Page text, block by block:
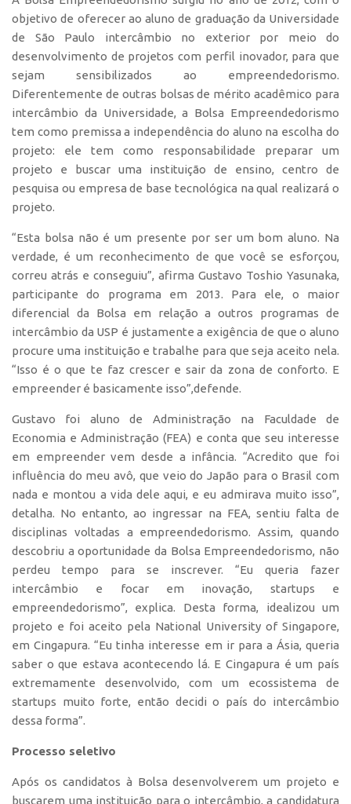
Inteligência Competitiva
Pesquisa na USP
EMBRAPIIs
CEPIDs
CEPIX
CPEs
InovaUSP
Comunicação
Eventos
Agenda AUSPIN
Fala Inovação
Premiações
Edição 2025
Edição 2021
Edição 2019
Edição 2017
Inovação em Números
Propriedade Intelectual
Formas de Proteção
Marcas
Softwares
Cultivares
Desenho Industrial
Buscar Anterioridade
Como solicitar
Portal do Inventor
objetivo de oferecer ao aluno de graduação da Universidade
de São Paulo intercâmbio no exterior por meio do
desenvolvimento de projetos com perfil inovador, para que
sejam sensibilizados ao empreendedorismo.
Diferentemente de outras bolsas de mérito acadêmico para
intercâmbio da Universidade, a Bolsa Empreendedorismo
tem como premissa a independência do aluno na escolha do
projeto: ele tem como responsabilidade preparar um
projeto e buscar uma instituição de ensino, centro de
pesquisa ou empresa de base tecnológica na qual realizará o
projeto.
“Esta bolsa não é um presente por ser um bom aluno. Na
verdade, é um reconhecimento de que você se esforçou,
correu atrás e conseguiu”, afirma Gustavo Toshio Yasunaka,
participante do programa em 2013. Para ele, o maior
diferencial da Bolsa em relação a outros programas de
intercâmbio da USP é justamente a exigência de que o aluno
procure uma instituição e trabalhe para que seja aceito nela.
“Isso é o que te faz crescer e sair da zona de conforto. E
empreender é basicamente isso”,defende.
Gustavo foi aluno de Administração na Faculdade de
Economia e Administração (FEA) e conta que seu interesse
em empreender vem desde a infância. “Acredito que foi
influência do meu avô, que veio do Japão para o Brasil com
nada e montou a vida dele aqui, e eu admirava muito isso”,
detalha. No entanto, ao ingressar na FEA, sentiu falta de
disciplinas voltadas a empreendedorismo. Assim, quando
descobriu a oportunidade da Bolsa Empreendedorismo, não
perdeu tempo para se inscrever. “Eu queria fazer
intercâmbio e focar em inovação, startups e
empreendedorismo”, explica. Desta forma, idealizou um
projeto e foi aceito pela National University of Singapore,
em Cingapura. “Eu tinha interesse em ir para a Ásia, queria
saber o que estava acontecendo lá. E Cingapura é um país
extremamente desenvolvido, com um ecossistema de
startups muito forte, então decidi o país do intercâmbio
dessa forma”.
Processo seletivo
Após os candidatos à Bolsa desenvolverem um projeto e
buscarem uma instituição para o intercâmbio, a candidatura